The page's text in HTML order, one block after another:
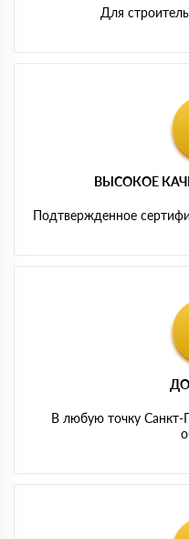
Для
ВЫСОКОЕ
Подтвержденное
В любую точку Санкт-